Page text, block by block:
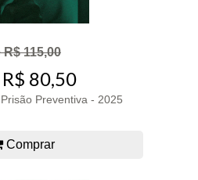
R$ 115,00
80,50
Preventiva - 2025
Comprar